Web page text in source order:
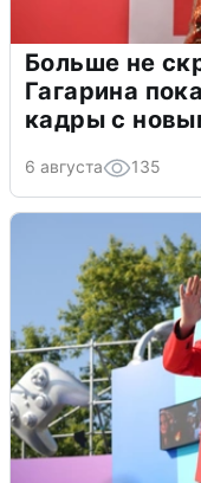
Больше не
Гагарина
кадры с
6 августа 135